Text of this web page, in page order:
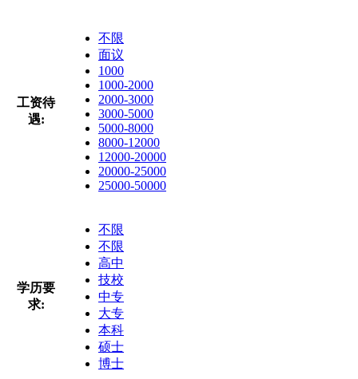
工资待
遇:
不限
面议
1000
1000-2000
2000-3000
3000-5000
5000-8000
8000-12000
12000-20000
20000-25000
25000-50000
学历要
求:
不限
不限
高中
技校
中专
大专
本科
硕士
博士